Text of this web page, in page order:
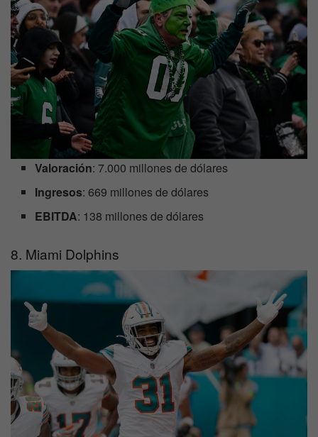
Valoración: 7.000 millones de dólares
Ingresos: 669 millones de dólares
EBITDA: 138 millones de dólares
8. Miami Dolphins